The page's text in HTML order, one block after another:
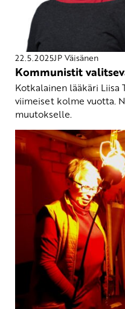
22.5.2025JP Väisänen
Kommunistit
Kotkalainen lääkäri Liisa
viimeiset kolme vuotta.
muutokselle.